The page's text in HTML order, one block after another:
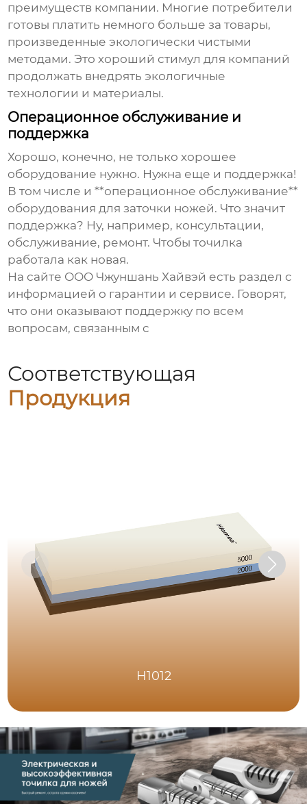
преимуществ компании. Многие потребители
готовы платить немного больше за товары,
произведенные экологически чистыми
методами. Это хороший стимул для компаний
продолжать внедрять экологичные
технологии и материалы.
Операционное обслуживание и
поддержка
Хорошо, конечно, не только хорошее
оборудование нужно. Нужна еще и поддержка!
В том числе и **операционное обслуживание**
оборудования для заточки ножей. Что значит
поддержка? Ну, например, консультации,
обслуживание, ремонт. Чтобы точилка
работала как новая.
На сайте ООО Чжуншань Хайвэй есть раздел с
информацией о гарантии и сервисе. Говорят,
что они оказывают поддержку по всем
вопросам, связанным с
Соответствующая
Продукция
H1012